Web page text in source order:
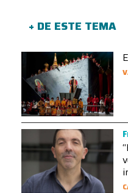
+ DE ESTE TEMA